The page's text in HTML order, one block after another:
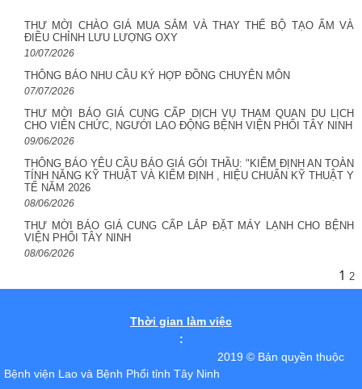
THƯ MỜI CHÀO GIÁ MUA SẮM VÀ THAY THẾ BỘ TẠO ẨM VÀ
ĐIỀU CHỈNH LƯU LƯỢNG OXY
10/07/2026
THÔNG BÁO NHU CẦU KÝ HỢP ĐỒNG CHUYÊN MÔN
07/07/2026
THƯ MỜI BÁO GIÁ CUNG CẤP DỊCH VỤ THAM QUAN DU LỊCH
CHO VIÊN CHỨC, NGƯỚI LAO ĐỘNG BỆNH VIỆN PHỔI TÂY NINH
09/06/2026
THÔNG BÁO YÊU CẦU BÁO GIÁ GÓI THẦU: "KIỂM ĐỊNH AN TOÀN
TÍNH NĂNG KỸ THUẬT VÀ KIỂM ĐỊNH , HIỆU CHUẨN KỸ THUẬT Y
TẾ NĂM 2026
08/06/2026
THƯ MỜI BÁO GIÁ CUNG CẤP LẮP ĐẶT MÁY LẠNH CHO BỆNH
VIỆN PHỔI TÂY NINH
08/06/2026
1 2
Thời gian làm việc
:
2019 © Bản quyền thuộc
Bệnh viện Lao và Bệnh Phổi tỉnh Tây Ninh